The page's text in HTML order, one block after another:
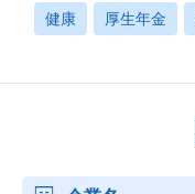
健康 厚生年金